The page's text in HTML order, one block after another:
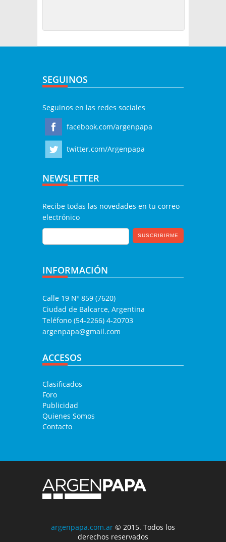
SEGUINOS
Seguinos en las redes sociales
facebook.com/argenpapa
twitter.com/Argenpapa
NEWSLETTER
Recibe todas las novedades en tu correo
electrónico
INFORMACIÓN
Calle 19 Nº 859 (7620)
Ciudad de Balcarce, Argentina
Teléfono (54-2266) 4-20703
argenpapa@gmail.com
ACCESOS
Clasificados
Foro
Publicidad
Quienes Somos
Contacto
argenpapa.com.ar © 2015. Todos los
derechos reservados